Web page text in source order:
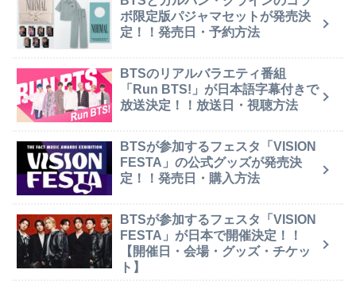
ボ限定版パジャマセットが発売決
定！！発売日・予約方法
BTSのリアルバラエティ番組
「Run BTS!」が日本語字幕付きで
放送決定！！放送日・視聴方法
BTSが参加するフェスタ「VISION
FESTA」の公式グッズが発売決
定！！発売日・購入方法
BTSが参加するフェスタ「VISION
FESTA」が日本で開催決定！！
【開催日・会場・グッズ・チケッ
ト】